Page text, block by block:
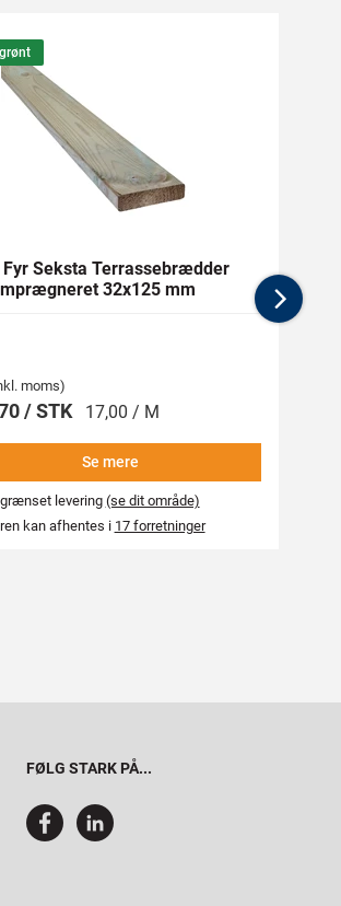
Fyr Seksta Terrassebrædder
32x125 mm
moms)
/ STK 17,00 / M
Se mere
levering (se dit område)
kan afhentes i 17 forretninger
mm
FØLG STARK PÅ...